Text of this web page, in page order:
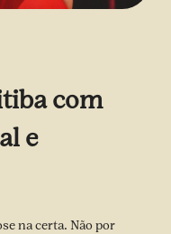
com
e
na certa. Não por